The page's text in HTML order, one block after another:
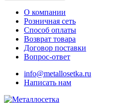
О компании
Розничная сеть
Способ оплаты
Возврат товара
Договор поставки
Вопрос-ответ
info@metallosetka.ru
Написать нам